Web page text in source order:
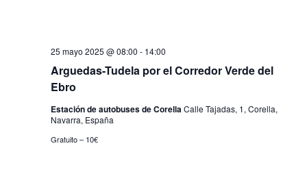
Arguedas-Tudela por el Corredor Verde del
Ebro
25 mayo 2025 @ 08:00 - 14:00
Estación de autobuses de CorellaCalle Tajadas, 1, Corella,
Navarra, España
Gratuito – 10€